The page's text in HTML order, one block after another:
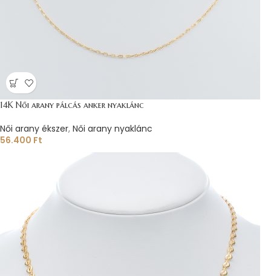
14K Női arany pálcás anker nyaklánc
Női arany ékszer, Női arany nyaklánc
56.400 Ft